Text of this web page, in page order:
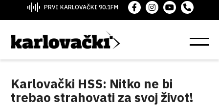
PRVI KARLOVAČKI 90.1FM
Karlovački HSS: Nitko ne bi
trebao strahovati za svoj život!